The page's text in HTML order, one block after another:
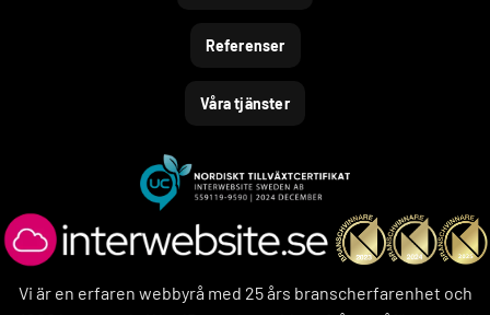
Referenser
Våra tjänster
Vi är en erfaren webbyrå med 25 års branscherfarenhet och